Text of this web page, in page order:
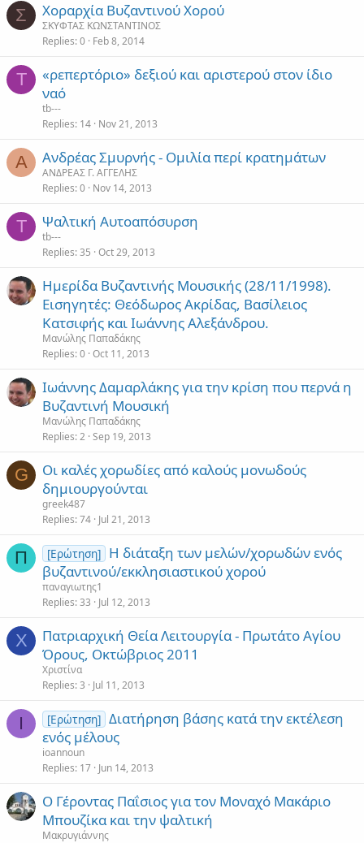
Σ Χοραρχία Βυζαντινού Χορού
ΣΚΥΦΤΑΣ ΚΩΝΣΤΑΝΤΙΝΟΣ
Replies 0 Feb 8, 2014
T
«ρεπερτόριο» δεξιού και αριστερού στον ίδιο
ναό
tb---
Replies 14 Nov 21, 2013
Α Ανδρέας Σμυρνής - Ομιλία περί κρατημάτων
ΑΝΔΡΕΑΣ Γ. ΑΓΓΕΛΗΣ
Replies 0 Nov 14, 2013
T Ψαλτική Αυτοαπόσυρση
tb---
Replies 35 Oct 29, 2013
Ημερίδα Βυζαντινής Μουσικής (28/11/1998).
Εισηγητές: Θεόδωρος Ακρίδας, Βασίλειος
Κατσιφής και Ιωάννης Αλεξάνδρου.
Μανώλης Παπαδάκης
Replies 0 Oct 11, 2013
Ιωάννης Δαμαρλάκης για την κρίση που περνά η
Βυζαντινή Μουσική
Μανώλης Παπαδάκης
Replies 2 Sep 19, 2013
G
Οι καλές χορωδίες από καλούς μονωδούς
δημιουργούνται
greek487
Replies 74 Jul 21, 2013
Π [Ερώτηση] Η διάταξη των μελών/χορωδών ενός
βυζαντινού/εκκλησιαστικού χορού
παναγιωτης1
Replies 33 Jul 12, 2013
Χ
Πατριαρχική Θεία Λειτουργία - Πρωτάτο Αγίου
Όρους, Οκτώβριος 2011
Χριστίνα
Replies 3 Jul 11, 2013
I [Ερώτηση] Διατήρηση βάσης κατά την εκτέλεση
ενός μέλους
ioannoun
Replies 17 Jun 14, 2013
Ο Γέροντας Παΐσιος για τον Μοναχό Μακάριο
Μπουζίκα και την ψαλτική
Μακρυγιάννης